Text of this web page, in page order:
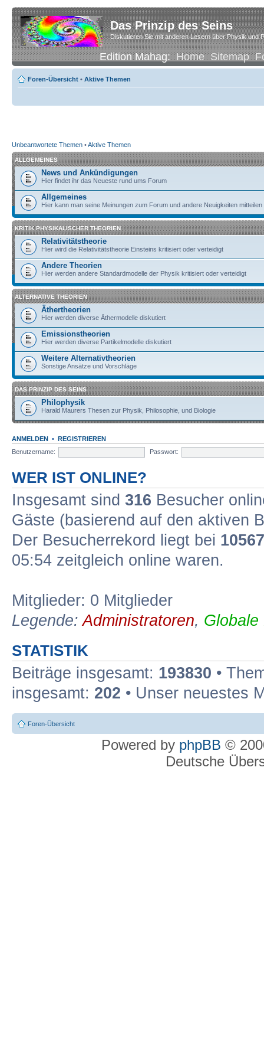
Das Prinzip des Seins
Diskutieren Sie mit anderen Lesern über Physik und
Edition Mahag:Home Sitemap
Foren-Übersicht • Aktive Themen
Unbeantwortete Themen •Aktive Themen
ALLGEMEINES
News und Ankündigungen
Hier findet ihr das Neueste rund ums Forum
Allgemeines
Hier kann man seine Meinungen zum Forum und andere Neuigkeiten mitteilen
KRITIK PHYSIKALISCHER THEORIEN
Relativitätstheorie
Hier wird die Relativitätstheorie Einsteins kritisiert oder verteidigt
Andere Theorien
Hier werden andere Standardmodelle der Physik kritisiert oder verteidigt
ALTERNATIVE THEORIEN
Äthertheorien
Hier werden diverse Äthermodelle diskutiert
Emissionstheorien
Hier werden diverse Partikelmodelle diskutiert
Weitere Alternativtheorien
Sonstige Ansätze und Vorschläge
DAS PRINZIP DES SEINS
Philophysik
Harald Maurers Thesen zur Physik, Philosophie, und Biologie
ANMELDEN • REGISTRIEREN
Benutzername:
Passwort:
WER IST ONLINE?
Insgesamt sind 316 Besucher
Gäste (basierend auf den aktiven
Der Besucherrekord liegt bei 10567
05:54 zeitgleich online waren.
Mitglieder: 0 Mitglieder
Legende:Administratoren, Globale
STATISTIK
Beiträge insgesamt: 193830 •
insgesamt: 202 • Unser neuestes
Foren-Übersicht
Powered by phpBB ©
Deutsche